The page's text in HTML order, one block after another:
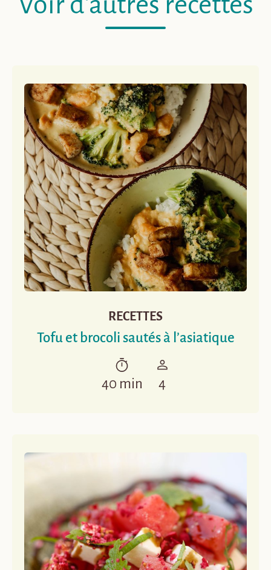
RECETTES
Tofu et brocoli sautés à l’asiatique
40 min 4